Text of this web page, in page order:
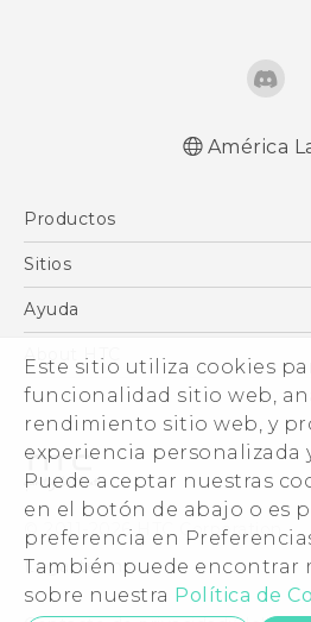
Este sitio utiliza cookies
funcionalidad sitio web,
rendimiento sitio web, y
experiencia personalizada
Puede aceptar nuestras
en el botón de abajo o es
preferencia en
También puede encontrar
sobre nuestra Política de
English - User
América
Productos
5G
EXODUS
VIVE
VIVEPORT
Sitios
HTC Desarrollo
VIVE
Ayuda
About HTC
ESG
Seguridad del producto
Inversores (Inglés)
Normas de confidencialidad
Código de conducta
Trabaja con nosotros
Security and Privacy
© 2011-2026 HTC Corporation
Legal terms